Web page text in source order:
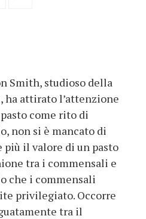
Smith, studioso della
attirato l’attenzione
come rito di
non si è mancato di
il valore di un pasto
tra i commensali e
che i commensali
privilegiato. Occorre
tra il